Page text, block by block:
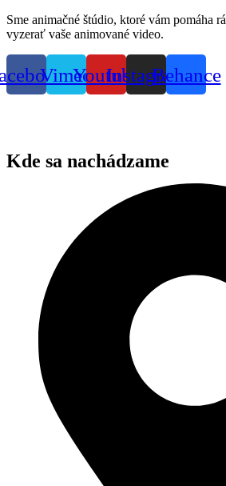
Sme animačné štúdio, ktoré vám pomáha
vyzerať vaše animované video.
VimeoYoutubeInstagramBehance
Kde sa nachádzame